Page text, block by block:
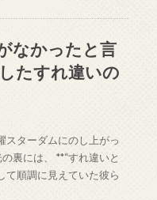
なかったと言
たすれ違いの
ターダムにのし上がっ
裏には、 **“すれ違いと
て順調に見えていた彼ら